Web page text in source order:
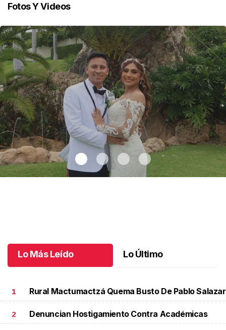
Fotos Y Videos
Lo Más Leído Lo Último
1 Rural Mactumactzá Quema Busto De Pablo Salazar
2 Denuncian Hostigamiento Contra Académicas